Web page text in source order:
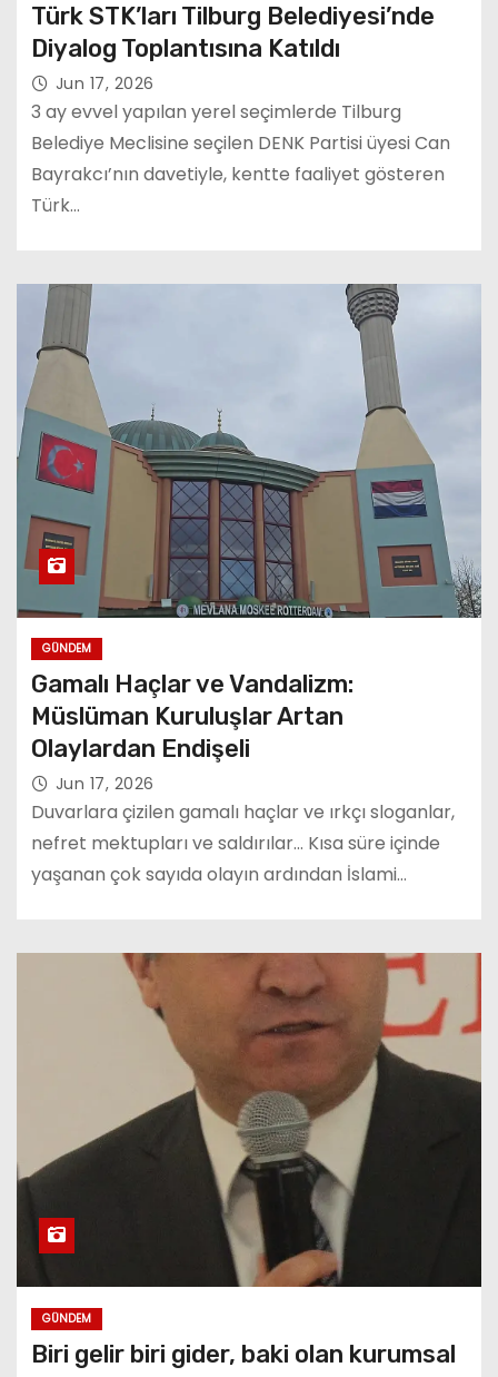
Türk STK’ları Tilburg Belediyesi’nde
Diyalog Toplantısına Katıldı
Jun 17, 2026
3 ay evvel yapılan yerel seçimlerde Tilburg
Belediye Meclisine seçilen DENK Partisi üyesi Can
Bayrakcı’nın davetiyle, kentte faaliyet gösteren
Türk…
GÜNDEM
Gamalı Haçlar ve Vandalizm:
Müslüman Kuruluşlar Artan
Olaylardan Endişeli
Jun 17, 2026
Duvarlara çizilen gamalı haçlar ve ırkçı sloganlar,
nefret mektupları ve saldırılar… Kısa süre içinde
yaşanan çok sayıda olayın ardından İslami…
GÜNDEM
Biri gelir biri gider, baki olan kurumsal